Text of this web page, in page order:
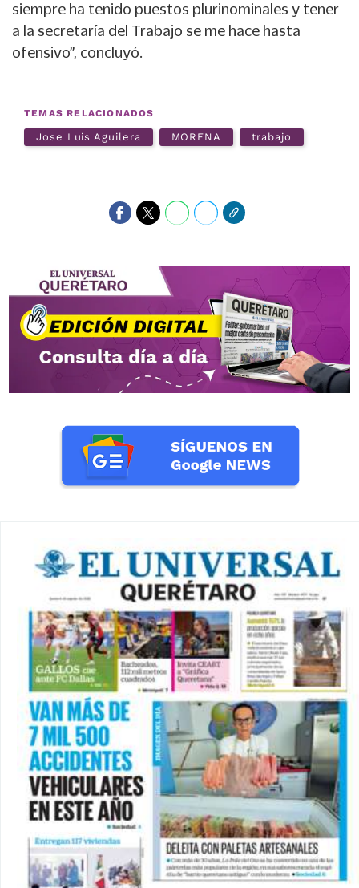
siempre ha tenido puestos plurinominales y tener
a la secretaría del Trabajo se me hace hasta
ofensivo”, concluyó.
TEMAS RELACIONADOS
Jose Luis Aguilera MORENA trabajo